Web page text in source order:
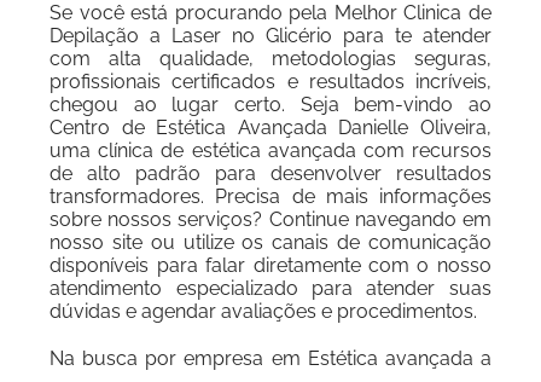
Se você está procurando pela Melhor Clinica de
Depilação a Laser no Glicério para te atender
com alta qualidade, metodologias seguras,
profissionais certificados e resultados incríveis,
chegou ao lugar certo. Seja bem-vindo ao
Centro de Estética Avançada Danielle Oliveira,
uma clínica de estética avançada com recursos
de alto padrão para desenvolver resultados
transformadores. Precisa de mais informações
sobre nossos serviços? Continue navegando em
nosso site ou utilize os canais de comunicação
disponíveis para falar diretamente com o nosso
atendimento especializado para atender suas
dúvidas e agendar avaliações e procedimentos.
Na busca por empresa em Estética avançada a